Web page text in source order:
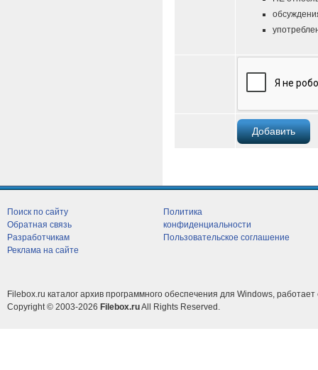
Поиск по сайту
Обратная связь
Разработчикам
Реклама на сайте
Политика
конфиденциальности
Пользовательское соглашение
Filebox.ru каталог архив программного обеспечения для Windows, работает
Copyright © 2003-2026 Filebox.ruAll Rights Reserved.